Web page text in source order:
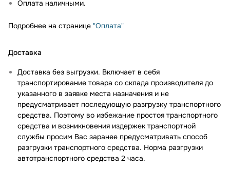
Оплата наличными.
Подробнее на странице "Оплата"
Доставка
Доставка без выгрузки. Включает в себя
транспортирование товара со склада производителя до
указанного в заявке места назначения и не
предусматривает последующую разгрузку транспортного
средства. Поэтому во избежание простоя транспортного
средства и возникновения издержек транспортной
службы просим Вас заранее предусматривать способ
разгрузки транспортного средства. Норма разгрузки
автотранспортного средства 2 часа.